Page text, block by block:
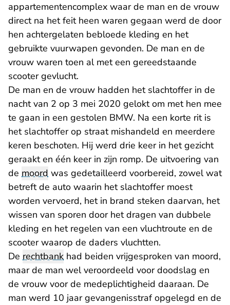
appartementencomplex waar de man en de vrouw
direct na het feit heen waren gegaan werd de door
hen achtergelaten bebloede kleding en het
gebruikte vuurwapen gevonden. De man en de
vrouw waren toen al met een gereedstaande
scooter gevlucht.
De man en de vrouw hadden het slachtoffer in de
nacht van 2 op 3 mei 2020 gelokt om met hen mee
te gaan in een gestolen BMW. Na een korte rit is
het slachtoffer op straat mishandeld en meerdere
keren beschoten. Hij werd drie keer in het gezicht
geraakt en één keer in zijn romp. De uitvoering van
de moord was gedetailleerd voorbereid, zowel wat
betreft de auto waarin het slachtoffer moest
worden vervoerd, het in brand steken daarvan, het
wissen van sporen door het dragen van dubbele
kleding en het regelen van een vluchtroute en de
scooter waarop de daders vluchtten.
De rechtbank had beiden vrijgesproken van moord,
maar de man wel veroordeeld voor doodslag en
de vrouw voor de medeplichtigheid daaraan. De
man werd 10 jaar gevangenisstraf opgelegd en de